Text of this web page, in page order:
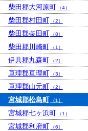
柴田郡大河原町 （4）
柴田郡村田町 （2）
柴田郡柴田町 （8）
柴田郡川崎町 （1）
伊具郡丸森町 （2）
亘理郡亘理町 （3）
亘理郡山元町 （2）
宮城郡松島町 （1）
宮城郡七ヶ浜町 （1）
宮城郡利府町 （6）